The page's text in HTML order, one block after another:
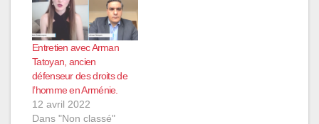
Entretien avec Arman
Tatoyan, ancien
défenseur des droits de
l’homme en Arménie.
12 avril 2022
Dans "Non classé"